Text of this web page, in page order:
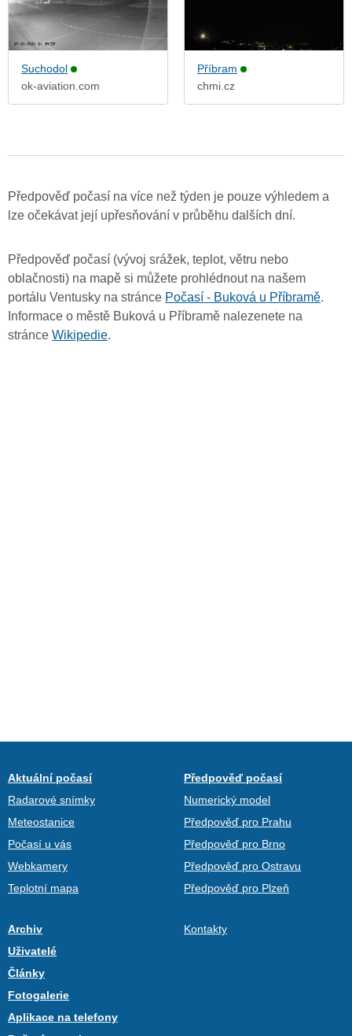
Suchodol
ok-aviation.com
Příbram
chmi.cz
Předpověď počasí na více než týden je pouze výhledem a
lze očekávat její upřesňování v průběhu dalších dní.
Předpověď počasí (vývoj srážek, teplot, větru nebo
oblačnosti) na mapě si můžete prohlédnout na našem
portálu Ventusky na stránce Počasí - Buková u Příbramě.
Informace o městě Buková u Příbramě nalezenete na
stránce Wikipedie.
Aktuální počasí
Radarové snímky
Meteostanice
Počasí u vás
Webkamery
Teplotní mapa
Předpověď počasí
Numerický model
Předpověď pro Prahu
Předpověď pro Brno
Předpověď pro Ostravu
Předpověď pro Plzeň
Archiv
Uživatelé
Články
Fotogalerie
Aplikace na telefony
Kontakty